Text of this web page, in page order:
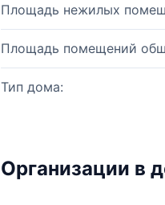
Площадь нежилых
Площадь помещений
Тип дома:
Организации в